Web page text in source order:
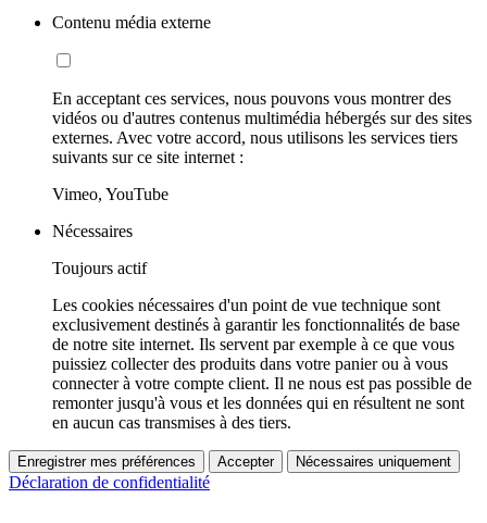
Contenu média externe
En acceptant ces services, nous pouvons vous montrer des
vidéos ou d'autres contenus multimédia hébergés sur des sites
externes. Avec votre accord, nous utilisons les services tiers
suivants sur ce site internet :
Vimeo, YouTube
Nécessaires
Toujours actif
Les cookies nécessaires d'un point de vue technique sont
exclusivement destinés à garantir les fonctionnalités de base
de notre site internet. Ils servent par exemple à ce que vous
puissiez collecter des produits dans votre panier ou à vous
connecter à votre compte client. Il ne nous est pas possible de
remonter jusqu'à vous et les données qui en résultent ne sont
en aucun cas transmises à des tiers.
Enregistrer mes préférences Accepter Nécessaires uniquement
Déclaration de confidentialité